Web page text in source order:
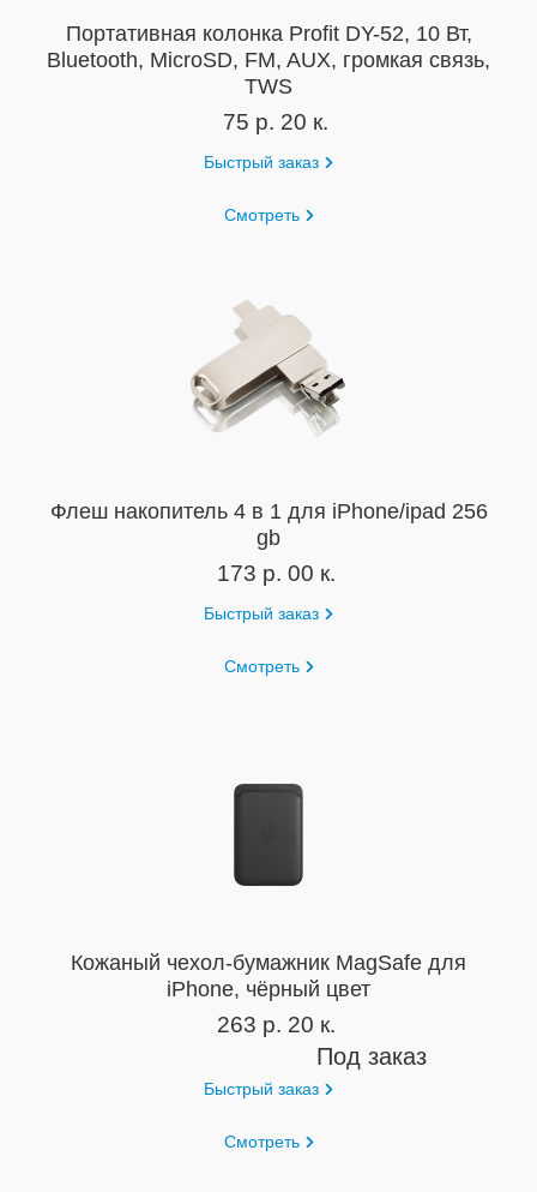
Портативная колонка Profit DY-52, 10 Вт,
Bluetooth, MicroSD, FM, AUX, громкая связь,
TWS
75 р. 20 к.
Быстрый заказ
Смотреть
Флеш накопитель 4 в 1 для iPhone/ipad 256
gb
173 р. 00 к.
Быстрый заказ
Смотреть
Кожаный чехол-бумажник MagSafe для
iPhone, чёрный цвет
263 р. 20 к.
Под заказ
Быстрый заказ
Смотреть